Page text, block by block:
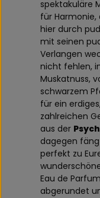
spektakuläre
für
hier durch
mit seinen
Verlangen
nicht fehlen,
Muskatnuss,
schwarzem
für ein
zahlreichen
aus der
dagegen
perfekt zu
Eau de
abgerundet